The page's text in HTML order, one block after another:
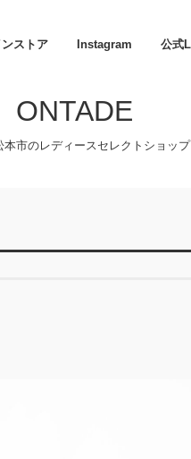
ストア Instagram 公式
ONTADE
本市のレディースセレクトショップ